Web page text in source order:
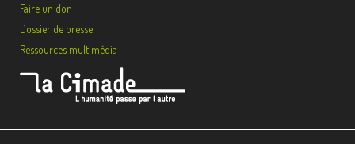
Faire un don
Dossier de presse
Ressources multimédia